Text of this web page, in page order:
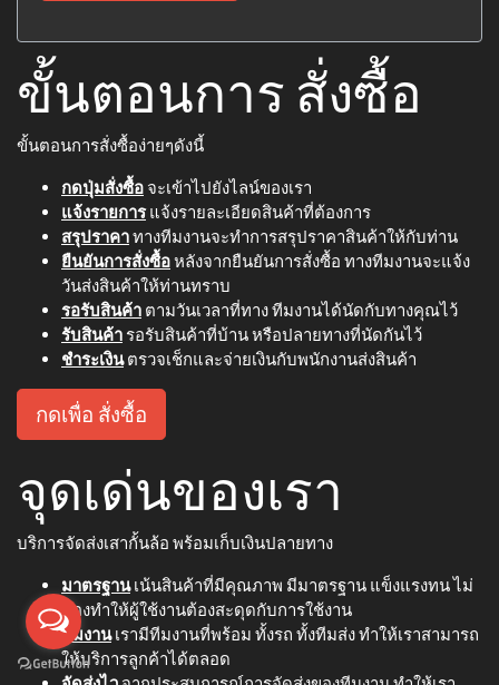
ขั้นตอนการ สั่งซื้อ
ขั้นตอนการสั่งซื้อง่ายๆดังนี้
กดปุ่มสั่งซื้อ จะเข้าไปยังไลน์ของเรา
แจ้งรายการแจ้งรายละเอียดสินค้าที่ต้องการ
สรุปราคาทางทีมงานจะทำการสรุปราคาสินค้าให้กับท่าน
ยืนยันการสั่งซื้อหลังจากยืนยันการสั่งซื้อ ทางทีมงานจะแจ้ง
วันส่งสินค้าให้ท่านทราบ
รอรับสินค้า ตามวันเวลาที่ทาง ทีมงานได้นัดกับทางคุณไว้
รับสินค้า รอรับสินค้าที่บ้าน หรือปลายทางที่นัดกันไว้
ชำระเงินตรวจเช็กและจ่ายเงินกับพนักงานส่งสินค้า
กดเพื่อ สั่งซื้อ
จุดเด่นของเรา
บริการจัดส่งเสากั้นล้อ พร้อมเก็บเงินปลายทาง
มาตรฐานเน้นสินค้าที่มีคุณภาพ มีมาตรฐาน แข็งแรงทน ไม่
ต้องทำให้ผู้ใช้งานต้องสะดุดกับการใช้งาน
ทีมงานเรามีทีมงานที่พร้อม ทั้งรถ ทั้งทีมส่ง ทำให้เราสามารถ
ให้บริการลูกค้าได้ตลอด